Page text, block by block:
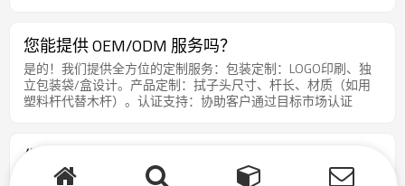
您能提供 OEM/ODM 服务吗？
是的！我们提供全方位的定制服务：包装定制：LOGO印刷、独
立包装袋/盒设计。产品定制：拭子头尺寸、杆长、材质（如用
塑料杆代替木杆）。认证支持：协助客户通过目标市场认证
你们的主要产品是什么？
医用棉签：木质棒+医用级脱脂棉，适用于伤口消毒、标本采集